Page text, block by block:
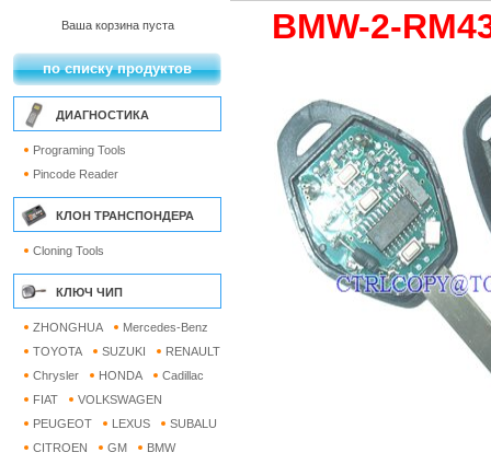
Ваша корзина пуста
по списку продуктов
ДИАГНОСТИКА
Programing Tools
Pincode Reader
КЛОН ТРАНСПОНДЕРА
Cloning Tools
КЛЮЧ ЧИП
ZHONGHUA
Mercedes-Benz
TOYOTA
SUZUKI
RENAULT
Chrysler
HONDA
Cadillac
FIAT
VOLKSWAGEN
PEUGEOT
LEXUS
SUBALU
CITROEN
GM
BMW
BMW-2-